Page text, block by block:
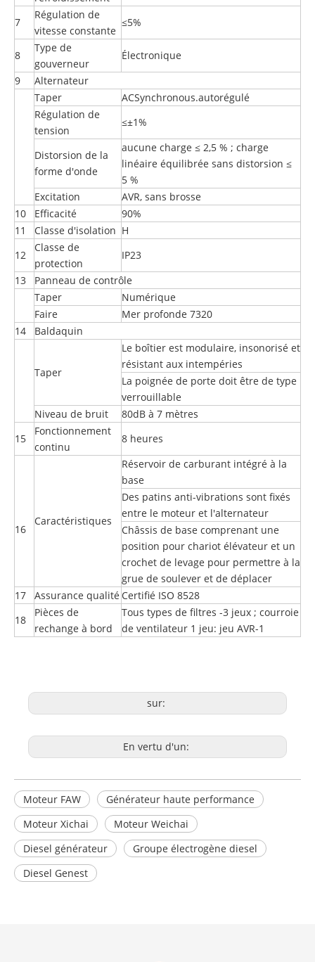
7
Régulation de
vitesse constante
≤5%
8
Type de
gouverneur
Électronique
9
Alternateur
Taper
ACSynchronous.autorégulé
Régulation de
tension
≤±1%
Distorsion de la
forme d'onde
aucune charge ≤ 2,5 % ; charge
linéaire équilibrée sans distorsion ≤
5 %
Excitation
AVR, sans brosse
10
Efficacité
90%
11
Classe d'isolation H
12
Classe de
protection
IP23
13
Panneau de contrôle
Taper
Numérique
Faire
Mer profonde 7320
14
Baldaquin
Taper
Le boîtier est modulaire, insonorisé et
résistant aux intempéries
La poignée de porte doit être de type
verrouillable
Niveau de bruit
80dB à 7 mètres
15
Fonctionnement
continu
8 heures
16
Caractéristiques
Réservoir de carburant intégré à la
base
Des patins anti-vibrations sont fixés
entre le moteur et l'alternateur
Châssis de base comprenant une
position pour chariot élévateur et un
crochet de levage pour permettre à la
grue de soulever et de déplacer
17
Assurance qualité Certifié ISO 8528
18
Pièces de
rechange à bord
Tous types de filtres -3 jeux ; courroie
de ventilateur 1 jeu: jeu AVR-1
sur:
En vertu d'un:
Moteur FAW
Générateur haute performance
Moteur Xichai
Moteur Weichai
Diesel générateur
Groupe électrogène diesel
Diesel Genest